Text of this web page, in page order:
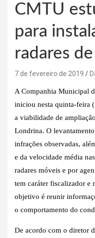
CMTU
para
radares
7 de fevereiro de 2019
A Companhia Municipal
iniciou nesta quinta-feira
a viabilidade de
Londrina. O
infrações observadas,
e da velocidade média
radares móveis e por
tem caráter fiscalizador e
objetivo é reunir
o comportamento do
De acordo com o diretor